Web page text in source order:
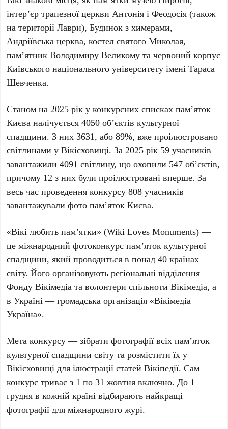
інтер’єртрапезної церкви Антонія і Феодосія (також
на території Лаври),Будинок з химерами,
Андріївська церква,костел святого Миколая,
пам’ятник Володимиру Великому тачервоний корпус
Київського національного університету імені Тараса
Шевченка.
Станом на2025 рік у конкурсних списках пам’яток
Києва налічується4050 об’єктів культурної
спадщини. З них3631, або89%, вже проілюстровано
світлинами уВікісховищі. За2025 рік 59 учасників
завантажили4091 світлину, що охопили 547 об’єктів,
причому 12 з них були проілюстровані вперше. За
весь час проведення конкурсу808 учасників
завантажували фото пам’яток Києва.
«Вікі любить пам’ятки» (Wiki Loves Monuments) —
це міжнародний фотоконкурс пам’яток культурної
спадщини, який проводиться в понад40 країнах
світу. Його організовують регіональні відділення
Фонду Вікімедіа та волонтери спільнотиВікімедіа, а
в Україні — громадська організація «Вікімедіа
Україна».
Мета конкурсу — зібрати фотографії всіх пам’яток
культурної спадщини світу та розмістити їх у
Вікісховищі для ілюстрації статей Вікіпедії. Сам
конкурс триває з 1 по 31 жовтня включно. До 1
грудня в кожній країні відбирають найкращі
фотографії для міжнародного журі.